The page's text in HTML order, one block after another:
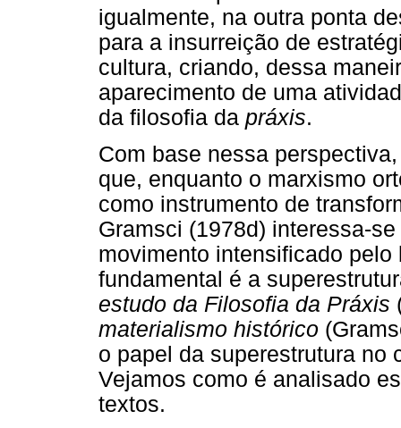
igualmente, na outra ponta
para a insurreição de
cultura, criando, dessa
aparecimento de uma
da filosofia da práxis.
Com base nessa
que, enquanto o marxismo
como instrumento de
Gramsci (1978d) interessa-
movimento intensificado
fundamental é a
estudo da Filosofia da Práxis
materialismo histórico
o papel da superestrutura no
Vejamos como é analisado
textos.